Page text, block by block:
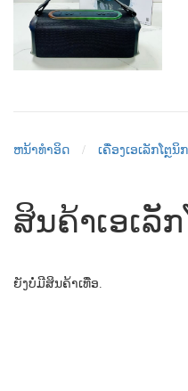
ຫນ້າທຳອິດ ເຄື່ອງເອເລັກໂຕຼນິກ
ສິນຄ້າເອເລັ
ຍັງບໍ່ມີສິນຄ້າເທື່ອ.